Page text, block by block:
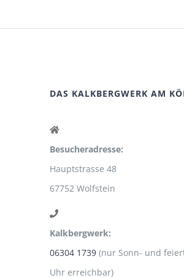
DAS KALKBERGWERK AM
Besucheradresse:
Hauptstrasse 48
67752 Wolfstein
Kalkbergwerk:
06304 1739 (nur Sonn- und
Uhr erreichbar)